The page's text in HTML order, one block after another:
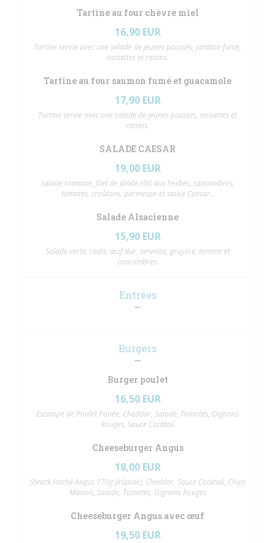
Tartine au four chèvre miel
16,90 EUR
Tartine servie avec une salade de jeunes pousses, jambon fumé,
noisettes et raisins.
Tartine au four saumon fumé et guacamole
17,90 EUR
Tartine servie avec une salade de jeunes pousses, noisettes et
raisins.
SALADE CAESAR
19,00 EUR
Salade romaine, filet de dinde rôti aux herbes, concombres,
tomates, croûtons, parmesan et sauce Caesar..
Salade Alsacienne
15,90 EUR
Salade verte, radis, œuf dur, cervelas, gruyère, tomate et
concombres.
Entrées
Burgers
Burger poulet
16,50 EUR
Escalope de Poulet Panée, Cheddar, Salade, Tomates, Oignons
Rouges, Sauce Cocktail
Cheeseburger Angus
18,00 EUR
Steack Haché Angus 170g (Irlande), Cheddar, Sauce Cocktail, Chips
Maison, Salade, Tomates, Oignons Rouges
Cheeseburger Angus avec œuf
19,50 EUR